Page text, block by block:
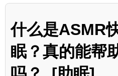
什么是ASMR
眠？真的能帮